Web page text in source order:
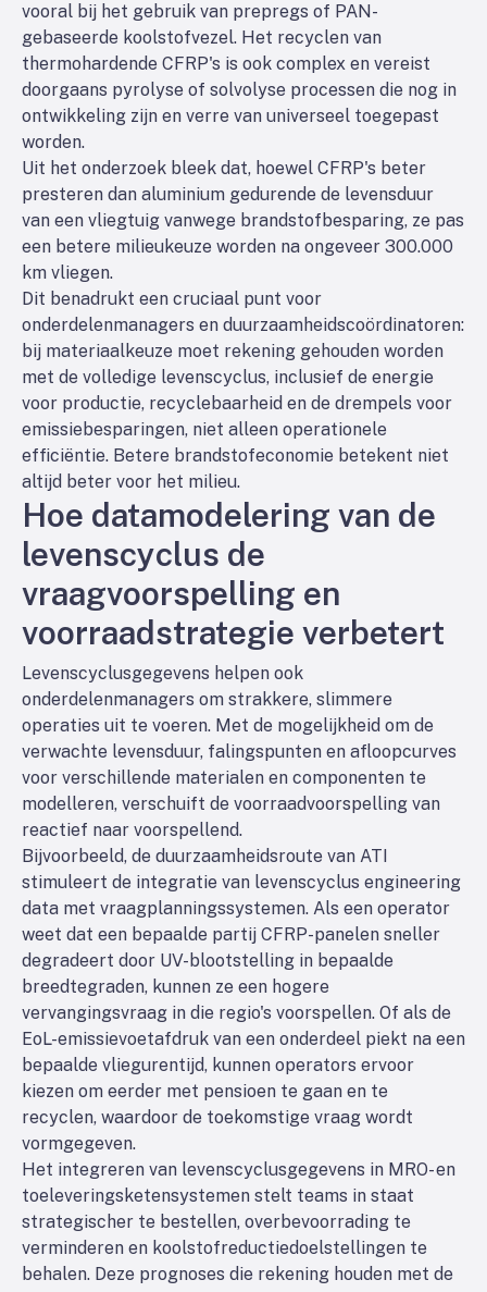
vooral bij het gebruik van prepregs of PAN-
gebaseerde koolstofvezel. Het recyclen van
thermohardende CFRP's is ook complex en vereist
doorgaans pyrolyse of solvolyse processen die nog in
ontwikkeling zijn en verre van universeel toegepast
worden.
Uit het onderzoek bleek dat, hoewel CFRP's beter
presteren dan aluminium gedurende de levensduur
van een vliegtuig vanwege brandstofbesparing, ze pas
een betere milieukeuze worden na ongeveer 300.000
km vliegen.
Dit benadrukt een cruciaal punt voor
onderdelenmanagers en duurzaamheidscoördinatoren:
bij materiaalkeuze moet rekening gehouden worden
met de volledige levenscyclus, inclusief de energie
voor productie, recyclebaarheid en de drempels voor
emissiebesparingen, niet alleen operationele
efficiëntie. Betere brandstofeconomie betekent niet
altijd beter voor het milieu.
Hoe datamodelering van de
levenscyclus de
vraagvoorspelling en
voorraadstrategie verbetert
Levenscyclusgegevens helpen ook
onderdelenmanagers om strakkere, slimmere
operaties uit te voeren. Met de mogelijkheid om de
verwachte levensduur, falingspunten en afloopcurves
voor verschillende materialen en componenten te
modelleren, verschuift de voorraadvoorspelling van
reactief naar voorspellend.
Bijvoorbeeld, de duurzaamheidsroute van ATI
stimuleert de integratie van levenscyclus engineering
data met vraagplanningssystemen. Als een operator
weet dat een bepaalde partij CFRP-panelen sneller
degradeert door UV-blootstelling in bepaalde
breedtegraden, kunnen ze een hogere
vervangingsvraag in die regio's voorspellen. Of als de
EoL-emissievoetafdruk van een onderdeel piekt na een
bepaalde vliegurentijd, kunnen operators ervoor
kiezen om eerder met pensioen te gaan en te
recyclen, waardoor de toekomstige vraag wordt
vormgegeven.
Het integreren van levenscyclusgegevens in MRO- en
toeleveringsketensystemen stelt teams in staat
strategischer te bestellen, overbevoorrading te
verminderen en koolstofreductiedoelstellingen te
behalen. Deze prognoses die rekening houden met de